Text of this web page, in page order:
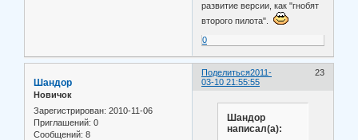
развитие версии, как "гнобят
второго пилота".
0
Поделиться 23
2011-
03-10 21:55:55
Шандор
Новичок
Зарегистрирован: 2010-11-06
Приглашений: 0
Сообщений: 8
Шандор
написал(а):